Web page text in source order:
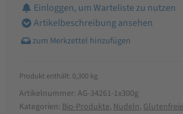
MengeEinloggen, um Warteliste zu nutzen
Artikelbeschreibung ansehen
Produkt enthält: 0,300 kg
Artikelnummer: AG-34261-1x300g
Kategorien: Bio-Produkte,Nudeln,